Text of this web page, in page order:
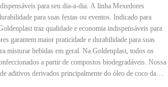
para seu dia-a-dia. A linha Mexedores
para suas festas ou eventos. Indicado para
traz qualidade e economia indispensáveis para
garantem maior praticidade e durabilidade para suas
misturar bebidas em geral. Na Goldenplast, todos os
a partir de compostos biodegradáveis. Nossa
aditivos derivados principalmente do óleo de coco da